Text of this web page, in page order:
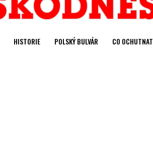
HISTORIE POLSKÝ BULVÁR CO OCHUTNAT